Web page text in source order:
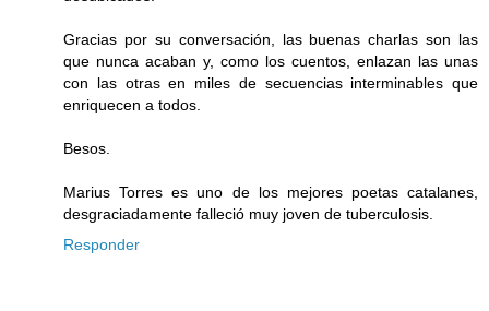
Gracias por su conversación, las buenas charlas son las
que nunca acaban y, como los cuentos, enlazan las unas
con las otras en miles de secuencias interminables que
enriquecen a todos.
Besos.
Marius Torres es uno de los mejores poetas catalanes,
desgraciadamente falleció muy joven de tuberculosis.
Responder